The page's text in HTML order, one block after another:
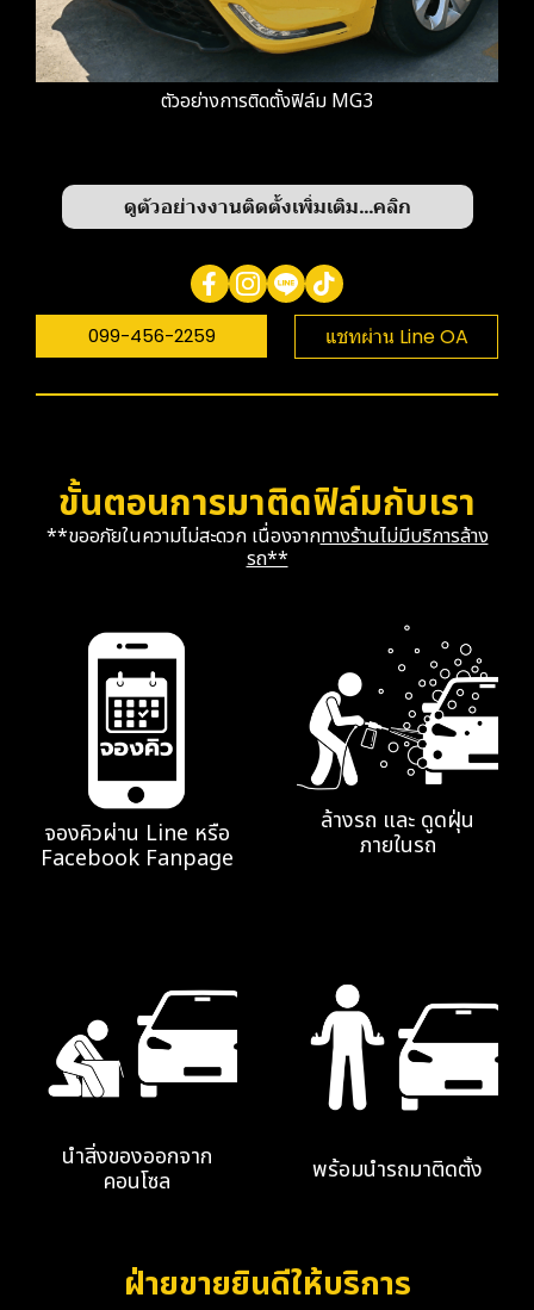
ตัวอย่างการติดตั้งฟิล์ม MG3
ดูตัวอย่างงานติดตั้งเพิ่มเติม...คลิก
099-456-2259 แชทผ่าน Line OA
ขั้นตอนการมาติดฟิล์มกับเรา
**ขออภัยในความไม่สะดวก เนื่องจากทางร้านไม่มีบริการล้าง
รถ**
จองคิวผ่าน Line หรือ
Facebook Fanpage
ล้างรถ และ ดูดฝุ่น
ภายในรถ
นำสิ่งของออกจาก
คอนโซล พร้อมนำรถมาติดตั้ง
ฝ่ายขายยินดีให้บริการ